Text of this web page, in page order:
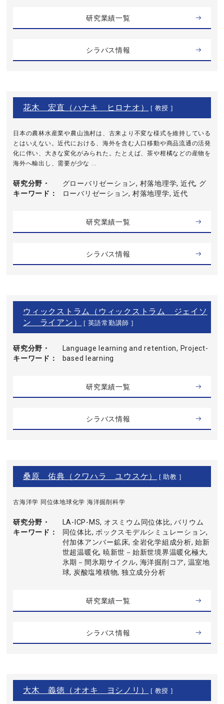
研究業績一覧
シラバス情報
花木 宏直（ハナキ ヒロナオ） [ 教授 ]
日本の農林水産業や農山漁村は、古来より不変な様式を維持している
とはいえない。近代における、海外を含む人口移動や商品流通の活発
化に伴い、大きな変化がみられた。たとえば、茶や柑橘などの産物を
海外へ輸出し、需要が少な ...
研究分野・
キーワード
グローバリゼーション, 村落地理学, 近代, グ
ローバリゼーション, 村落地理学, 近代
研究業績一覧
シラバス情報
ウィックストラム（ウィックストラム ジェイソ
ン ライアン）
[ 英語常勤講師 ]
研究分野・
キーワード
Language learning and retention, Project-
based learning
研究業績一覧
シラバス情報
桑原 佑典（クワハラ ユウスケ） [ 助教 ]
古海洋学 同位体地球化学 海洋掘削科学
研究分野・
キーワード
LA-ICP-MS, オスミウム同位体比, バリウム
同位体比, ボックスモデルシミュレーション,
付加体アンバー鉱床, 全岩化学組成分析, 始新
世超温暖化, 暁新世－始新世境界温暖化極大,
氷期－間氷期サイクル, 海洋掘削コア, 温室地
球, 炭酸塩堆積物, 独立成分分析
研究業績一覧
シラバス情報
大木 義徳（オオキ ヨシノリ） [ 教授 ]